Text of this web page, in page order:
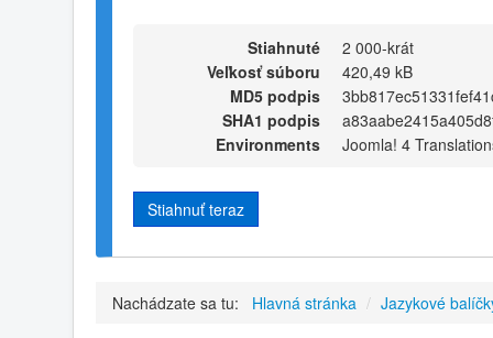
Stiahnuté
2 000-krát
Veľkosť súboru
420,49 kB
MD5 podpis
SHA1 podpis
Environments
Joomla! 4
Stiahnuť teraz
Nachádzate sa tu: Hlavná stránka / Jazykové